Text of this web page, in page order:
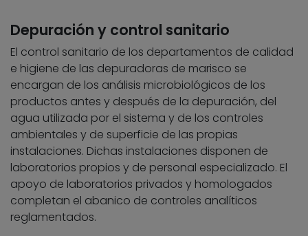
Depuración y control sanitario
El control sanitario de los departamentos de calidad
e higiene de las depuradoras de marisco se
encargan de los análisis microbiológicos de los
productos antes y después de la depuración, del
agua utilizada por el sistema y de los controles
ambientales y de superficie de las propias
instalaciones. Dichas instalaciones disponen de
laboratorios propios y de personal especializado. El
apoyo de laboratorios privados y homologados
completan el abanico de controles analíticos
reglamentados.